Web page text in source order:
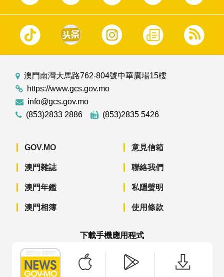
澳門南灣大馬路762-804號中華廣場15樓
https://www.gcs.gov.mo
info@gcs.gov.mo
(853)2833 2886
(853)2835 5426
GOV.MO
澳門雜誌
澳門年鑑
澳門相簿
意見信箱
聯絡我們
私隱聲明
使用條款
下載手機應用程式